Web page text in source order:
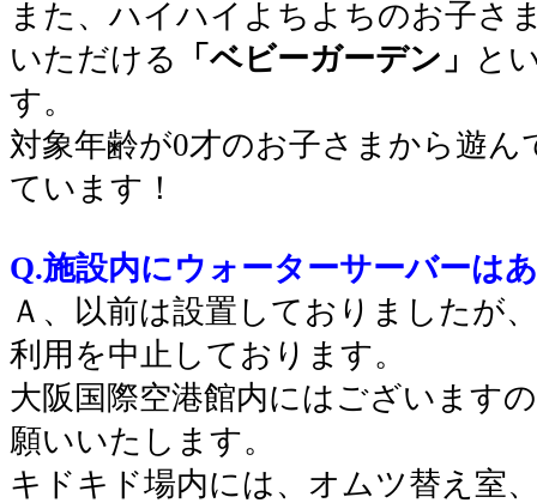
また、ハイハイよちよちのお子さ
いただける
「ベビーガーデン」
と
す。
対象年齢が0才のお子さまから遊
ています！
Q.施設内にウォーターサーバーは
Ａ、以前は設置しておりましたが
利用を中止しております。
大阪国際空港館内にはございます
願いいたします。
キドキド場内には、オムツ替え室